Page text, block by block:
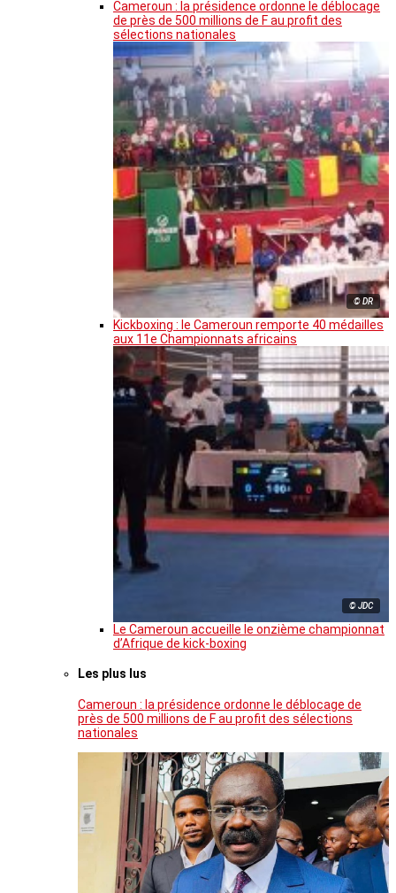
Cameroun : la présidence ordonne le déblocage
de près de 500 millions de F au profit des
sélections nationales
© DR
Kickboxing : le Cameroun remporte 40 médailles
aux 11e Championnats africains
© JDC
Le Cameroun accueille le onzième championnat
d’Afrique de kick-boxing
Les plus lus
Cameroun : la présidence ordonne le déblocage de
près de 500 millions de F au profit des sélections
nationales